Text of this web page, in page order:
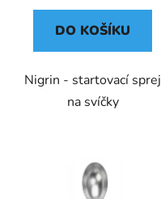
DO KOŠÍKU
Nigrin - startovací sprej
na svíčky